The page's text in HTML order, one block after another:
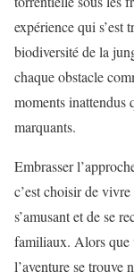
expérience qui s’est
biodiversité de la
chaque obstacle
moments inattendus
marquants.
Embrasser
c’est choisir de
s’amusant et de se
familiaux. Alors que
l’aventure se trouve